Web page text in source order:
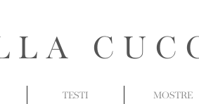
TESTI MOSTRE